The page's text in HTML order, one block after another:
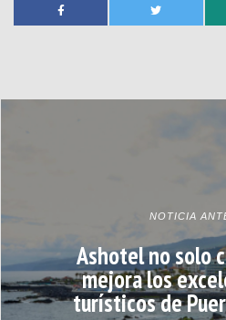
NOTICIA
Ashotel no solo
mejora los
turísticos de